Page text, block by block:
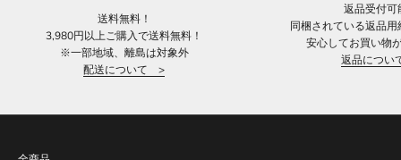
送料無料！
3,980円以上ご購入で送料無料！
※一部地域、離島は対象外
配送について >
返品受付可
同梱されている返品
安心してお買い物
返品につ